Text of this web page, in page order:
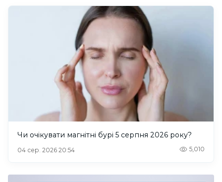
Чи очікувати магнітні бурі 5 серпня 2026 року?
04 сер. 2026 20:54 5,010